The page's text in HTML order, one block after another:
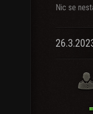
Nic se